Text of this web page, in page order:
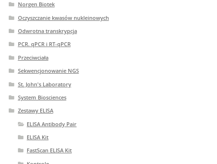
Norgen Biotek
Oczyszczanie kwasów nukleinowych
Odwrotna transkrypcja
PCR. qPCR i RT-qPCR
Przeciwciała
Sekwencjonowanie NGS
St. John's Laboratory
System Biosciences
Zestawy ELISA
ELISA Antibody Pair
ELISA Kit
FastScan ELISA Kit